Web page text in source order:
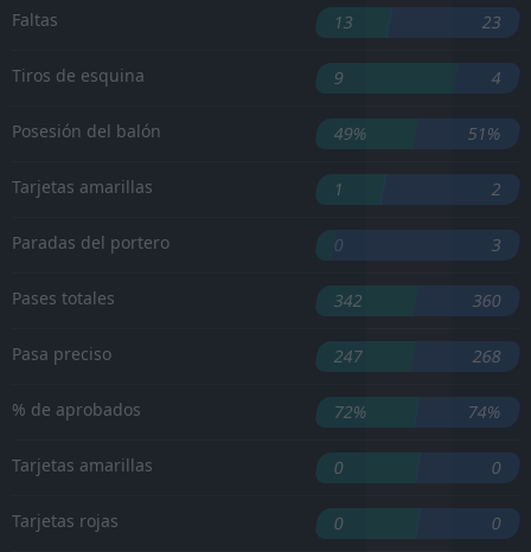
Faltas 13 23
Tiros de esquina 9 4
Posesión del balón 49% 51%
Tarjetas amarillas 1 2
Paradas del portero 0 3
Pases totales 342 360
Pasa preciso 247 268
% de aprobados 72% 74%
Tarjetas amarillas 0 0
Tarjetas rojas 0 0